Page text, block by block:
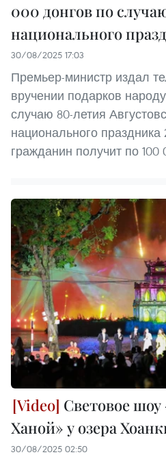
000 донгов по
национального
30/08/2025 17:03
Премьер-министр издал
вручении подарков
случаю 80-летия
национального
гражданин получит по 100
Световое
Ханой» у озера
30/08/2025 02:50